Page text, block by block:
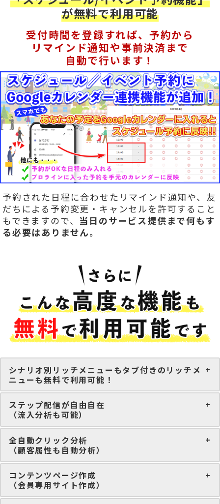
が無料で利用可能
受付時間を登録すれば、予約から
リマインド通知や事前決済まで
自動で行います！
予約された日程に合わせたリマインド通知や、友
だちによる予約変更・キャンセルを許可すること
もできますので、 当日のサービス提供まで何もす
る必要はありません。
シナリオ別リッチメニューもタブ付きのリッチメ
ニューも無料で利用可能！
ステップ配信が自由自在
（流入分析も可能）
全自動クリック分析
（顧客属性も自動分析）
コンテンツページ作成
（会員専用サイト作成）